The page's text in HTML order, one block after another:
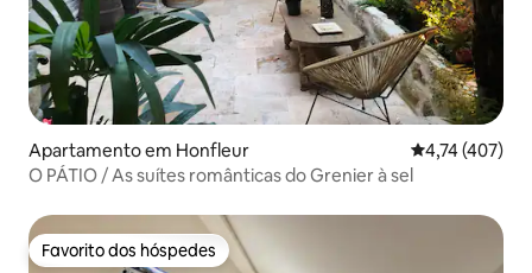
Apartamento em Honfleur Classificação
4,74 (407)
O PÁTIO / As suítes românticas do Grenier à sel
Favorito dos hóspedes
Favorito dos hóspedes